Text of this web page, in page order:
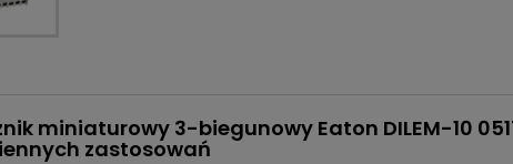
miniaturowy 3-biegunowy Eaton DILEM-10
zastosowań